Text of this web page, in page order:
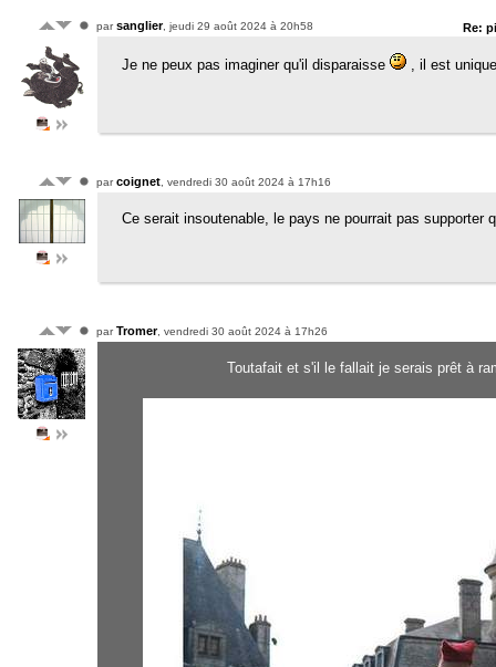
Re:
parsanglier, jeudi 29 août 2024 à 20h58
Je ne peux pas imaginer qu'il disparaisse , il est
parcoignet , vendredi 30 août 2024 à 17h16
Ce serait insoutenable, le pays ne pourrait pas
parTromer, vendredi 30 août 2024 à 17h26
Toutafait et s'il le fallait je serais prêt à